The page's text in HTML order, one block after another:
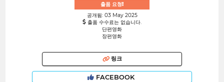
출품 요청!
공개됨: 03 May 2025
출품 수수료는 없습니다.
단편영화
장편영화
링크
FACEBOOK